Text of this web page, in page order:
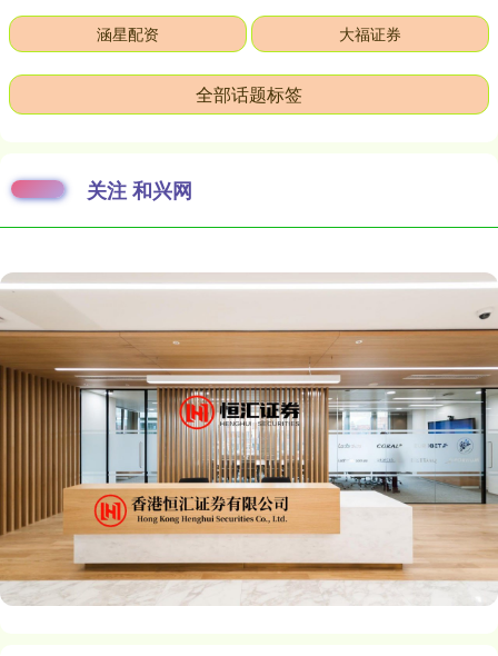
涵星配资 大福证券
全部话题标签
关注 和兴网